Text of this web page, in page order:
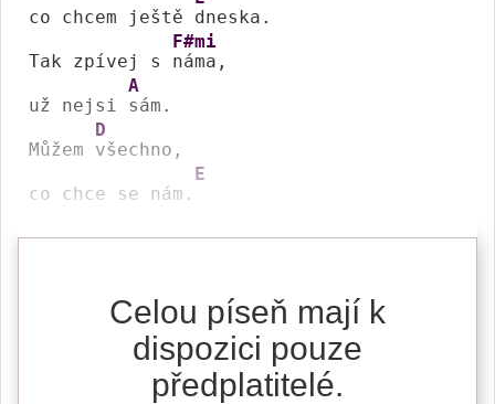
co chcem ještě dneska.
Tak zpívej s
F#mi
náma,
už nejsi
A
sám.
Můžem
D
všechno,
co chce se nám.
E
Celou píseň mají k
dispozici pouze
předplatitelé.